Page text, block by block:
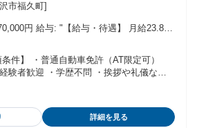
市福久町]
給与・待遇】 月給23.85
ラスしてもらえる手
・休日出勤手当 ・家族手当 ※該当者の
円 （18歳以下1名につき）+0.6万円
験者歓迎 ・学歴不問 ・挨拶や礼儀など
技能者やクレーン・玉掛経験をお持ちの
と助け合って仕事をしたい方 ・専門性を
詳細を見る